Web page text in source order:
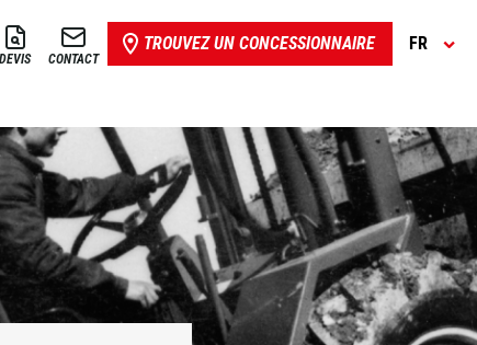
DEVIS CONTACT
TROUVEZ UN CONCESSIONNAIRE FR